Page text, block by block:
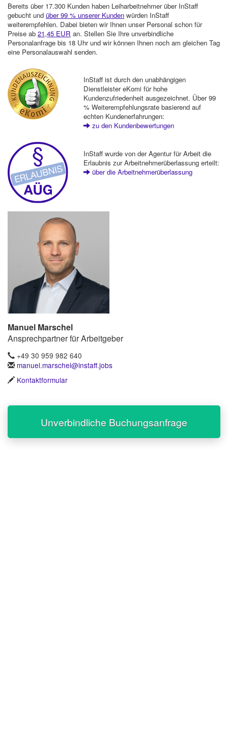
Bereits über 17.300 Kunden haben Leiharbeitnehmer über InStaff
gebucht und über 99 % unserer Kunden würden InStaff
weiterempfehlen. Dabei bieten wir Ihnen unser Personal schon für
Preise ab 21,45 EUR an. Stellen Sie Ihre unverbindliche
Personalanfrage bis 18 Uhr und wir können Ihnen noch am gleichen Tag
eine Personalauswahl senden.
InStaff ist durch den unabhängigen
Dienstleister eKomi für hohe
Kundenzufriedenheit ausgezeichnet. Über 99
% Weiterempfehlungsrate basierend auf
echten Kundenerfahrungen:
zu den Kundenbewertungen
InStaff wurde von der Agentur für Arbeit die
Erlaubnis zur Arbeitnehmerüberlassung erteilt:
über die Arbeitnehmerüberlassung
Manuel Marschel
Ansprechpartner für Arbeitgeber
+49 30 959 982 640
manuel.marschel@instaff.jobs
Kontaktformular
Unverbindliche Buchungsanfrage